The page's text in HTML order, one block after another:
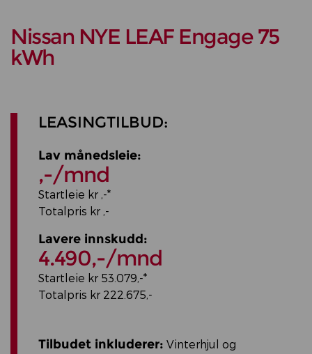
Nissan NYE LEAF Engage 75
kWh
LEASINGTILBUD:
Lav månedsleie:
,-/mnd
Startleie kr ,-*
Totalpris kr ,-
Lavere innskudd:
4.490,-/mnd
Startleie kr 53.079,-*
Totalpris kr 222.675,-
Tilbudet inkluderer: Vinterhjul og